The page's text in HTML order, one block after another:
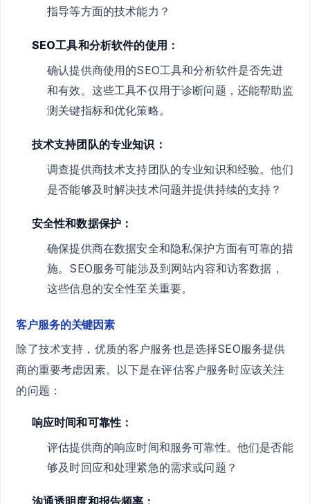
指导等方面的技术能力？
SEO工具和分析软件的使用：
确认提供商使用的SEO工具和分析软件是否先进
和有效。这些工具不仅用于诊断问题，还能帮助监
测关键指标和优化策略。
技术支持团队的专业知识：
调查提供商技术支持团队的专业知识和经验。他们
是否能够及时解决技术问题并提供持续的支持？
安全性和数据保护：
确保提供商在数据安全和隐私保护方面有可靠的措
施。SEO服务可能涉及到网站内容和访客数据，
这些信息的安全性至关重要。
客户服务的关键因素
除了技术支持，优质的客户服务也是选择SEO服务提供
商的重要考虑因素。以下是在评估客户服务时应该关注
的问题：
响应时间和可靠性：
评估提供商的响应时间和服务可靠性。他们是否能
够及时回应和处理紧急的需求或问题？